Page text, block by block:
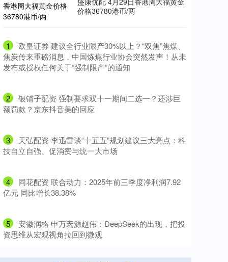
价格36780港币/两
1
​欧皇证券 建议全行业限产30%以上？“双焦”焦煤、
焦炭传来重磅消息，中国炼焦行业协会突然发声！从未
发布或授权任何关于“强制限产”的通知
2
​银铺子配资 强制要求双十一期间二选一？还涉巨
额罚款？京东抖音美的回应
3
​天弘配资 李迅雷谈“十五五”规划建议三大亮点：科
技自立自强、促消费与统一大市场
4
​同花配资 联合动力：2025年前三季度净利润7.92
亿元 同比增长38.38%
5
​安徽润格 申万宏源赵伟：DeepSeek的出现，把投
资思维从宏观视角拉回到微观